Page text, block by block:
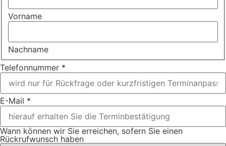
Vorname
Nachname
Telefonnummer *
E-Mail *
Wann können wir Sie erreichen, sofern Sie einen
Rückrufwunsch haben